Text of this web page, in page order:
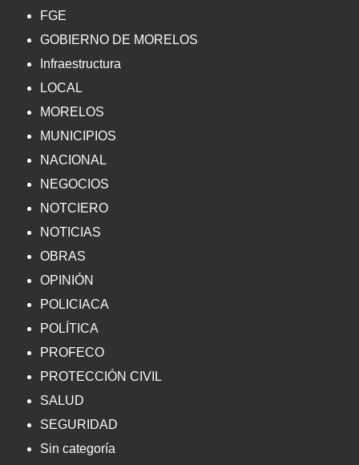
FGE
GOBIERNO DE MORELOS
Infraestructura
LOCAL
MORELOS
MUNICIPIOS
NACIONAL
NEGOCIOS
NOTCIERO
NOTICIAS
OBRAS
OPINIÓN
POLICIACA
POLÍTICA
PROFECO
PROTECCIÓN CIVIL
SALUD
SEGURIDAD
Sin categoría